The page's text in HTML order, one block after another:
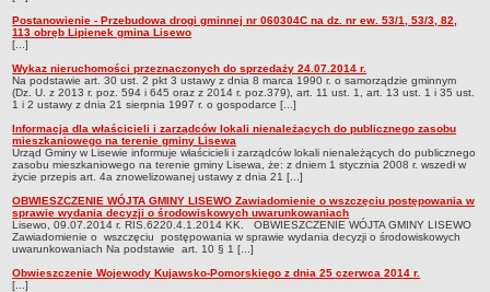
Postanowienie - Przebudowa drogi gminnej nr 060304C na dz. nr ew. 53/1, 53/3, 82,
113 obręb Lipienek gmina Lisewo
[...]
Wykaz nieruchomości przeznaczonych do sprzedaży 24.07.2014 r.
Na podstawie art. 30 ust. 2 pkt 3 ustawy z dnia 8 marca 1990 r. o samorządzie gminnym
(Dz. U. z 2013 r. poz. 594 i 645 oraz z 2014 r. poz.379), art. 11 ust. 1, art. 13 ust. 1 i 35 ust.
1 i 2 ustawy z dnia 21 sierpnia 1997 r. o gospodarce [...]
Informacja dla właścicieli i zarządców lokali nienależących do publicznego zasobu
mieszkaniowego na terenie gminy Lisewa
Urząd Gminy w Lisewie informuje właścicieli i zarządców lokali nienależących do publicznego
zasobu mieszkaniowego na terenie gminy Lisewa, że: z dniem 1 stycznia 2008 r. wszedł w
życie przepis art. 4a znowelizowanej ustawy z dnia 21 [...]
OBWIESZCZENIE WÓJTA GMINY LISEWO Zawiadomienie o wszczęciu postępowania w
sprawie wydania decyzji o środowiskowych uwarunkowaniach
Lisewo, 09.07.2014 r. RIŚ.6220.4.1.2014 KK. OBWIESZCZENIE WÓJTA GMINY LISEWO
Zawiadomienie o wszczęciu postępowania w sprawie wydania decyzji o środowiskowych
uwarunkowaniach Na podstawie art. 10 § 1 [...]
Obwieszczenie Wojewody Kujawsko-Pomorskiego z dnia 25 czerwca 2014 r.
[...]